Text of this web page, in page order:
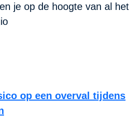
je op de hoogte van al het
op een overval tijdens